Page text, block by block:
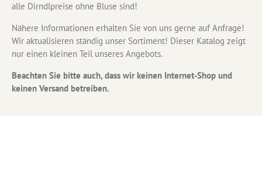
alle Dirndlpreise ohne Bluse sind!
Nähere Informationen erhalten Sie von uns gerne auf Anfrage!
Wir aktualisieren ständig unser Sortiment! Dieser Katalog zeigt
nur einen kleinen Teil unseres Angebots.
Beachten Sie bitte auch, dass wir keinen Internet-Shop und
keinen Versand betreiben.